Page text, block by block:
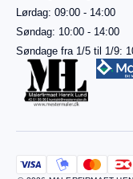
Lørdag: 09:00 - 14:00
Søndag: 10:00 - 14:00
Søndage fra 1/5 til 1/9: